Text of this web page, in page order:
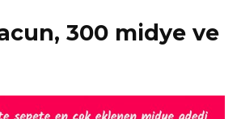
300 midye ve